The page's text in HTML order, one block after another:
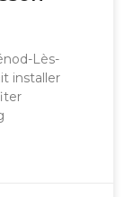
Lès-
installer